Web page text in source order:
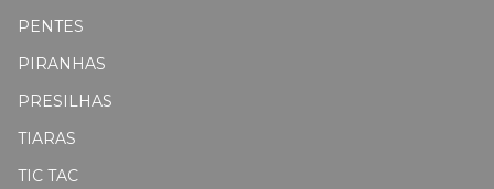
PENTES
PIRANHAS
PRESILHAS
TIARAS
TIC TAC